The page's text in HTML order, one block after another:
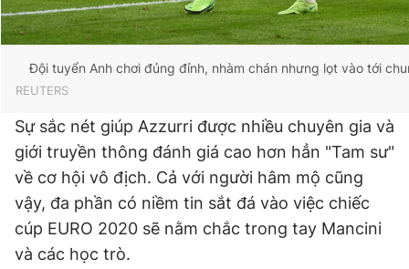
Đội tuyển Anh chơi đủng đỉnh, nhàm chán nhưng lọt vào tới
REUTERS
Sự sắc nét giúp Azzurri được nhiều chuyên gia và
giới truyền thông đánh giá cao hơn hẳn "Tam sư"
về cơ hội vô địch. Cả với người hâm mộ cũng
vậy, đa phần có niềm tin sắt đá vào việc chiếc
cúp EURO 2020 sẽ nằm chắc trong tay Mancini
và các học trò.